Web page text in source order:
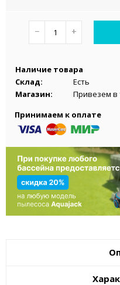
− +
Наличие товара
Склад:
Есть
Магазин:
Привезем в
Принимаем к оплате